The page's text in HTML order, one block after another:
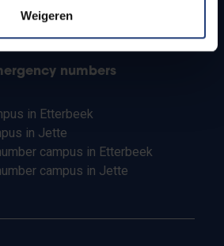
Weigeren
numbers
in Etterbeek
in Jette
campus in Etterbeek
campus in Jette